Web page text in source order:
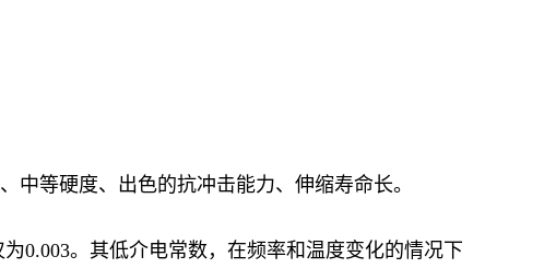
等硬度、出色的抗冲击能力、伸缩寿命长。
0.003。其低介电常数，在频率和温度变化的情况下